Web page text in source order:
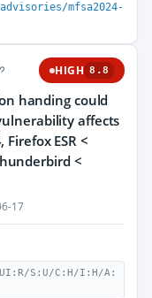
mfsa2024-
HIGH 8.8
handing could
affects
Firefox ESR <
<
17
UI:R/S:U/C:H/I:H/A: